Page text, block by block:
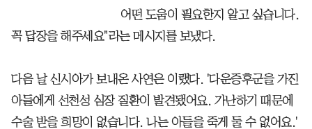
어떤 도움이 필요한지 알고 싶습니다.
꼭 답장을 해주세요"라는 메시지를 보냈다.
다음 날 신시아가 보내온 사연은 이랬다. '다운증후군을 가진
아들에게 선천성 심장 질환이 발견됐어요. 가난하기 때문에
수술 받을 희망이 없습니다. 나는 아들을 죽게 둘 수 없어요.'